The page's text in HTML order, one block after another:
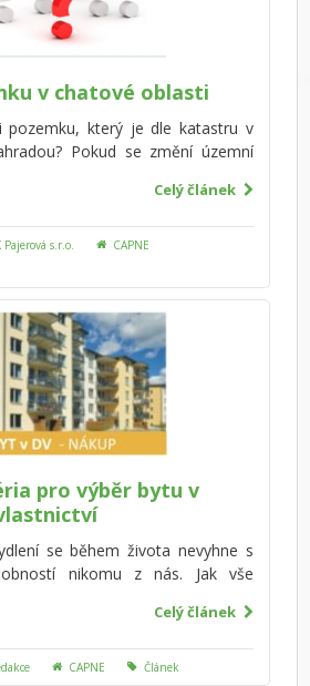
v chatové oblasti
pozemku, který je dle katastru v
Pokud se změní územní
stavební povolení či stačí
úřadu?
Celý článek
Pajerová s.r.o.
CAPNE
pro výběr bytu v
se během života nevyhne s
nikomu z nás. Jak vše
ale příjemnou záležitostí?
jogurtu v samoobsluze. Když
místo ovocného, maximálně
Celý článek
CAPNE Článek